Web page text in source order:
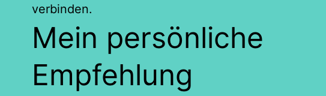
verbinden.
Mein persönliche
Empfehlung